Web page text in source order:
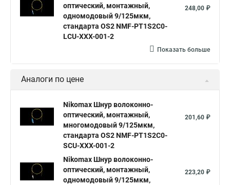
оптический, монтажный,
одномодовый 9/125мкм,
стандарта OS2 NMF-PT1S2C0-
LCU-XXX-001-2
248,00 ₽
Показать больше
Аналоги по цене
Nikomax Шнур волоконно-
оптический, монтажный,
многомодовый 9/125мкм,
стандарта OS2 NMF-PT1S2C0-
SCU-XXX-001-2
201,60 ₽
Nikomax Шнур волоконно-
оптический, монтажный,
одномодовый 9/125мкм,
223,20 ₽